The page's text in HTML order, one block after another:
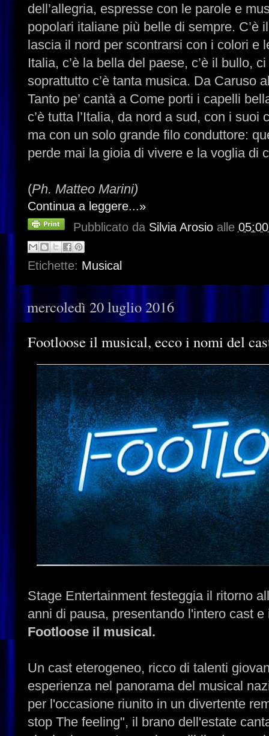
dell’allegria, espresse con le parole e
popolari italiane più belle di sempre. C’è
lascia il nord per scontrarsi con i colori e
Italia, c’è la bella del paese, c’è il bullo,
soprattutto c’è tanta musica. Da Caruso
Tanto pe’ cantà a Come porti i capelli
c’è tutta l’Italia, da nord a sud, con i
ma con un solo grande filo conduttore:
perde mai la gioia di vivere e la voglia di
(Ph. Matteo Marini)
Continua a leggere...»
Pubblicato da Silvia Arosio alle
Etichette: Musical
mercoledì 20 luglio 2016
Footloose il musical, ecco i nomi del
Stage Entertainment festeggia il ritorno
anni di pausa, presentando l'intero cast
Footloose il musical.
Un cast eterogeneo, ricco di talenti
esperienza nel panorama del musical
per l'occasione riunito in un divertente
stop The feeling", il brano dell'estate